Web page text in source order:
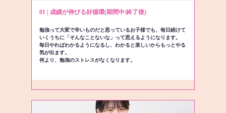
01 | 成績が伸びる好循環(期間中/終了後)
勉強って大変で辛いものだと思っているお子様でも、毎日続けて
いくうちに「そんなことないな」って思えるようになります。
毎日やればわかるようになるし、わかると楽しいからもっとやる
気が出ます。
何より、勉強のストレスがなくなります。